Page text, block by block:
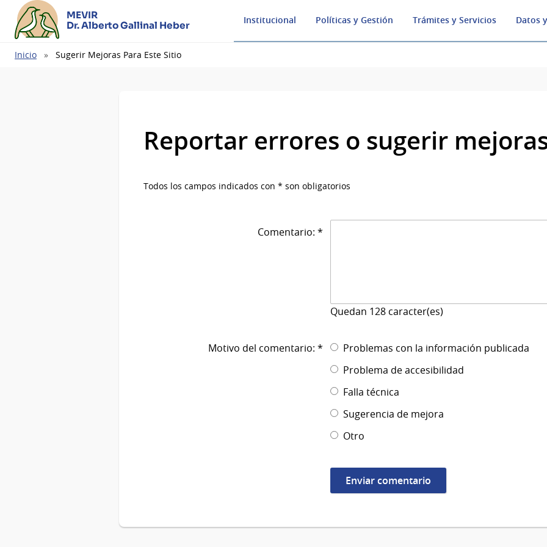
MEVIR
Dr. Alberto Gallinal Heber
Institucional Políticas y Gestión Trámites y Servicios Datos
Ruta
Inicio Sugerir Mejoras Para Este Sitio
Reportar errores o sugerir
Todos los campos indicados con * son obligatorios
Comentario: *
Quedan 128 caracter(es)
Motivo del comentario: *
Problemas con la información publicada
Problema de accesibilidad
Falla técnica
Sugerencia de mejora
Otro